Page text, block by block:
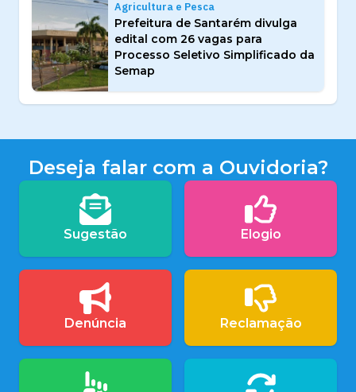
Agricultura e Pesca
Prefeitura de Santarém divulga
edital com 26 vagas para
Processo Seletivo Simplificado da
Semap
Deseja falar com a Ouvidoria?
Sugestão Elogio
Denúncia Reclamação